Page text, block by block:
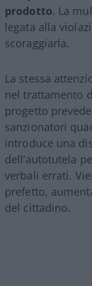
prodotto. La
legata alla
scoraggiarla.
La stessa
nel trattamento
progetto
sanzionatori
introduce una
dell’autotutela
verbali errati.
prefetto,
del cittadino.